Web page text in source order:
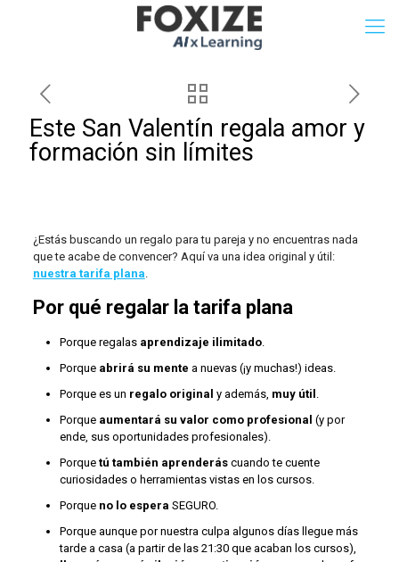
Este San Valentín regala amor y
formación sin límites
¿Estás buscando un regalo para tu pareja y no encuentras nada
que te acabe de convencer? Aquí va una idea original y útil:
nuestra tarifa plana.
Por qué regalar la tarifa plana
Porque regalas aprendizaje ilimitado.
Porque abrirá su mente a nuevas (¡y muchas!) ideas.
Porque es un regalo original y además, muy útil .
Porque aumentará su valor como profesional (y por
ende, sus oportunidades profesionales).
Porque tú también aprenderáscuando te cuente
curiosidades o herramientas vistas en los cursos.
Porqueno lo espera SEGURO.
Porque aunque por nuestra culpa algunos días llegue más
tarde a casa (a partir de las 21:30 que acaban los cursos),